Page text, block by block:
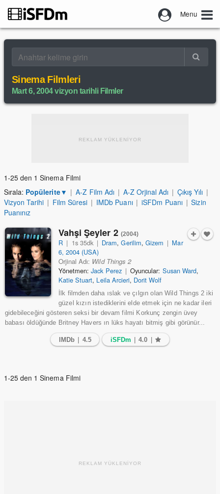
Menu
Sinema Filmleri
Mart 6, 2004 vizyon tarihli Filmler
REKLAM YÜKLENİYOR
1-25 den 1 Sinema Filmi
Sırala: Popülerite▼ | A-Z Film Adı | A-Z Orjinal Adı | Çıkış Yılı |
Vizyon Tarihi | Film Süresi | IMDb Puanı | iSFDm Puanı | Sizin
Puanınız
Vahşi Şeyler 2 (2004)
R | 1s 35dk | Dram,Gerilim, Gizem | Mar
6, 2004 (USA)
Orjinal Adı: Wild Things 2
Yönetmen: Jack Perez | Oyuncular: Susan Ward,
Katie Stuart, Leila Arcieri, Dorit Wolf
İlk filmden daha ıslak ve çılgın olan Wild Things 2 iki
güzel kızın istediklerini elde etmek için ne kadar ileri
gidebileceğini gösteren seksi bir devam filmi Korkunç zengin üvey
babası öldüğünde Britney Havers ın lüks hayatı bitmiş gibi görünür...
IMDb 4.5 iSFDm 4.0
1-25 den 1 Sinema Filmi
REKLAM YÜKLENİYOR